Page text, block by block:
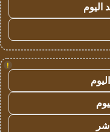
اليوم
!